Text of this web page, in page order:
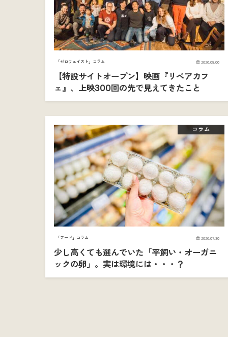
「ゼロウェイスト」コラム 2026.08.06
【特設サイトオープン】映画『リペアカフ
ェ』、上映300回の先で見えてきたこと
コラム
「フード」コラム 2026.07.30
少し高くても選んでいた「平飼い・オーガニ
ックの卵」。実は環境には・・・？